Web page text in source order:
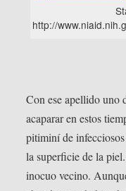
http://
Con ese apellido
acaparar en estos
pitiminí de
la superficie de la
inocuo vecino.